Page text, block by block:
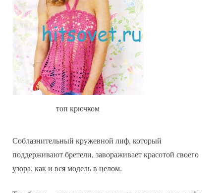
топ крючком
Соблазнительный кружевной лиф, который
поддерживают бретели, завораживает красотой своего
узора, как и вся модель в целом.